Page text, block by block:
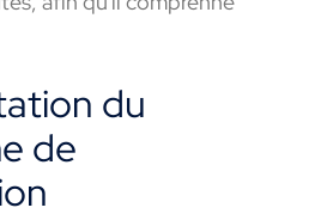
du
de